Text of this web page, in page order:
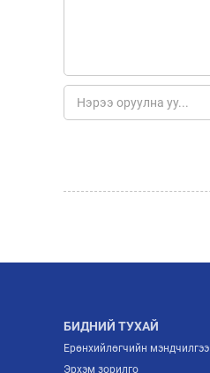
БИДНИЙ ТУХАЙ
Ерөнхийлөгчийн мэндчилгээ
Эрхэм зорилго